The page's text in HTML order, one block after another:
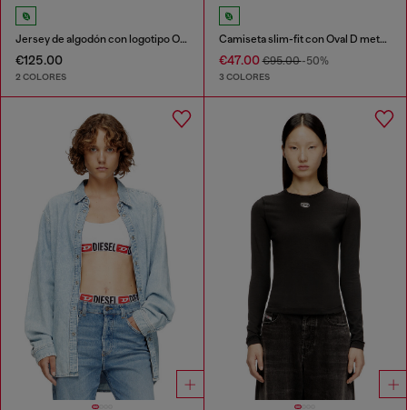
Jersey de algodón con logotipo Oval D
€125.00
2 COLORES
Camiseta slim-fit con Oval D metálico
€47.00€95.00-50%
3 COLORES